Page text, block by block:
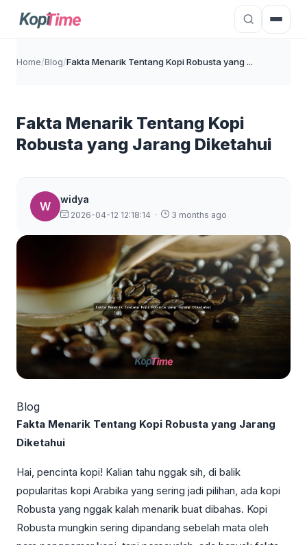
Home/Blog/Fakta Menarik Tentang Kopi Robusta yang ...
Fakta Menarik Tentang Kopi
Robusta yang Jarang Diketahui
W
widya
2026-04-12 12:18:14 · 3 months ago
Blog
Fakta Menarik Tentang Kopi Robusta yang Jarang
Diketahui
Hai, pencinta kopi! Kalian tahu nggak sih, di balik
popularitas kopi Arabika yang sering jadi pilihan, ada kopi
Robusta yang nggak kalah menarik buat dibahas. Kopi
Robusta mungkin sering dipandang sebelah mata oleh